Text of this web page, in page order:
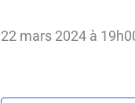
22 mars 2024 à